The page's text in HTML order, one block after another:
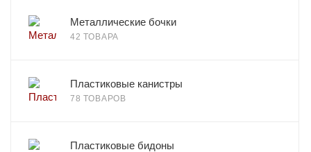
Металлические бочки
42 ТОВАРА
Пластиковые канистры
78 ТОВАРОВ
Пластиковые бидоны